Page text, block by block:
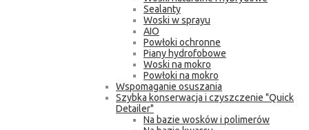
Sealanty
Woski w sprayu
AIO
Powłoki ochronne
Piany hydrofobowe
Woski na mokro
Powłoki na mokro
Wspomaganie osuszania
Szybka konserwacja i czyszczenie "Quick
Detailer"
Na bazie wosków i polimerów